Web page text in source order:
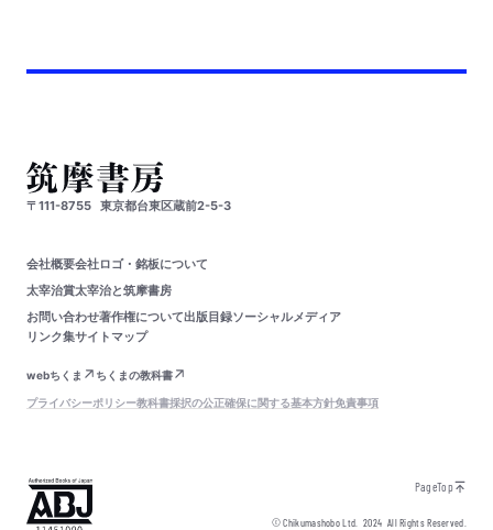
〒111-8755 東京都台東区蔵前2-5-3
会社概要会社ロゴ・銘板について
太宰治賞太宰治と筑摩書房
お問い合わせ著作権について出版目録ソーシャルメディア
リンク集サイトマップ
webちくま
ちくまの教科書
プライバシーポリシー教科書採択の公正確保に関する基本方針免責事項
PageTop
© Chikumashobo Ltd.2024 All Rights Reserved.